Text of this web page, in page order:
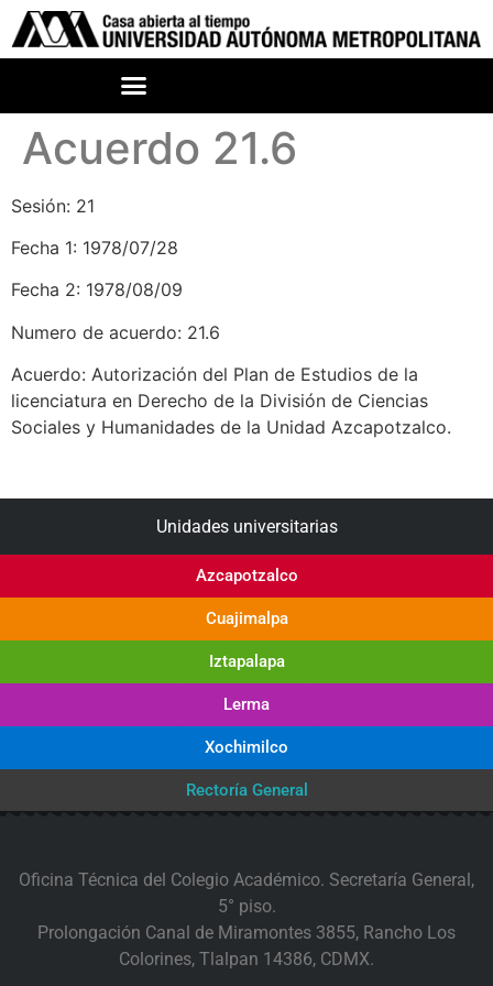
Acuerdo 21.6
Sesión: 21
Fecha 1: 1978/07/28
Fecha 2: 1978/08/09
Numero de acuerdo: 21.6
Acuerdo: Autorización del Plan de Estudios de la
licenciatura en Derecho de la División de Ciencias
Sociales y Humanidades de la Unidad Azcapotzalco.
Unidades universitarias
Azcapotzalco
Cuajimalpa
Iztapalapa
Lerma
Xochimilco
Rectoría General
Oficina Técnica del Colegio Académico. Secretaría General,
5° piso.
Prolongación Canal de Miramontes 3855, Rancho Los
Colorines, Tlalpan 14386, CDMX.